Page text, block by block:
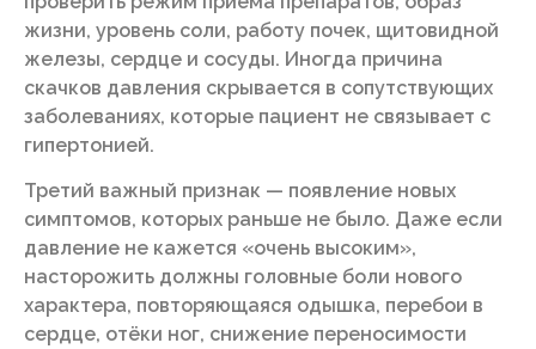
жизни, уровень соли, работу почек, щитовидной
железы, сердце и сосуды. Иногда причина
скачков давления скрывается в сопутствующих
заболеваниях, которые пациент не связывает с
гипертонией.
Третий важный признак — появление новых
симптомов, которых раньше не было. Даже если
давление не кажется «очень высоким»,
насторожить должны головные боли нового
характера, повторяющаяся одышка, перебои в
сердце, отёки ног, снижение переносимости